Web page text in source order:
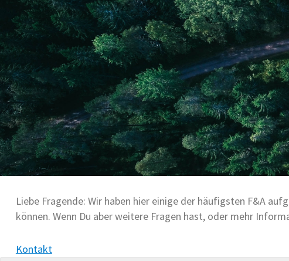
Liebe Fragende: Wir haben hier einige der häufigsten F&A
können. Wenn Du aber weitere Fragen hast, oder mehr
Kontakt